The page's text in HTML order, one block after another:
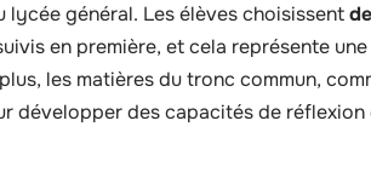
lycée général. Les élèves choisissent
en première, et cela représente
les matières du tronc commun,
développer des capacités de